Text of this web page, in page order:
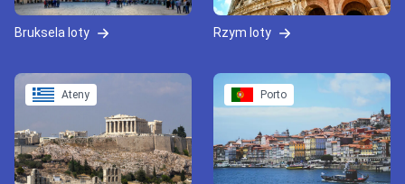
Bruksela loty Rzym loty
Ateny Porto